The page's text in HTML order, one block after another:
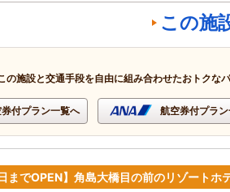
この施
の施設と交通手段を自由に組み合わせたおトクな
付プラン一覧へ 航空券付プラ
までOPEN】角島大橋目の前のリゾートホ